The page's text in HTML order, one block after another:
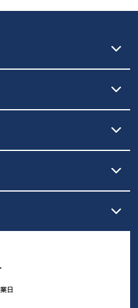
換のご利用が可能です。
料無料
ガイドを
けるよう、サイズ交換の受付期
となります。
日